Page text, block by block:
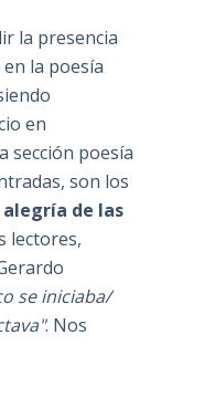
la presencia
la poesía
en
sección poesía
son los
alegría de las
lectores,
se iniciaba/
. Nos